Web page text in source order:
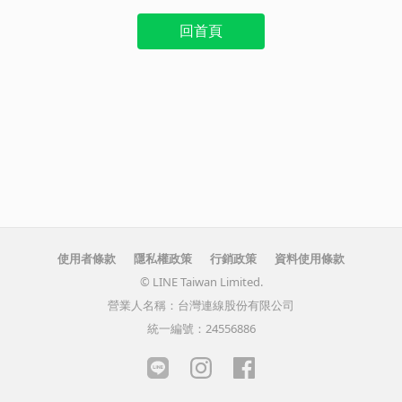
回首頁
使用者條款 隱私權政策 行銷政策
資料使用條款
© LINE Taiwan Limited.
營業人名稱：台灣連線股份有限公司
統一編號：24556886